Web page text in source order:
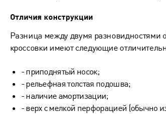
Отличия конструкции
Разница между двумя разновидностями
кроссовки имеют следующие
- приподнятый носок;
- рельефная толстая подошва;
- наличие амортизации;
- верх с мелкой перфорацией (обычно